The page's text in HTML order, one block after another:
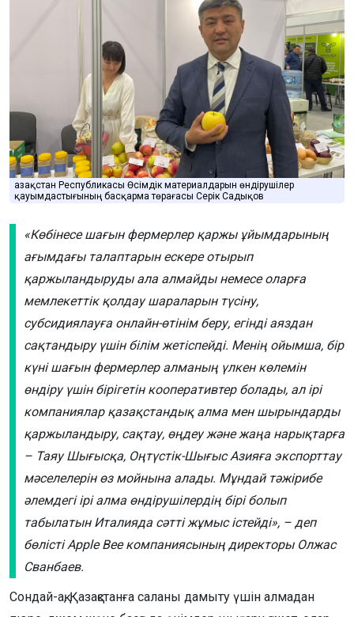
Қазақстан Республикасы Өсімдік материалдарын өндірушілер
қауымдастығының басқарма төрағасы Серік Садықов
«Көбінесе шағын фермерлер қаржы ұйымдарының
ағымдағы талаптарын ескере отырып
қаржыландыруды ала алмайды немесе оларға
мемлекеттік қолдау шараларын түсіну,
субсидиялауға онлайн-өтінім беру, егінді аяздан
сақтандыру үшін білім жетіспейді. Менің ойымша, бір
күні шағын фермерлер алманың үлкен көлемін
өндіру үшін бірігетін кооперативтер болады, ал ірі
компаниялар қазақстандық алма мен шырындарды
қаржыландыру, сақтау, өңдеу және жаңа нарықтарға
– Таяу Шығысқа, Оңтүстік-Шығыс Азияға экспорттау
мәселелерін өз мойнына алады. Мұндай тәжірибе
әлемдегі ірі алма өндірушілердің бірі болып
табылатын Италияда сәтті жұмыс істейді», – деп
бөлісті Apple Bee компаниясының директоры Олжас
Сванбаев.
Сондай-ақ, Қазақстанға саланы дамыту үшін алмадан